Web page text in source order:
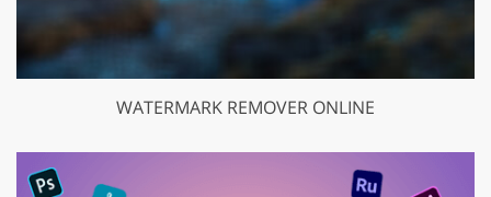
WATERMARK REMOVER ONLINE